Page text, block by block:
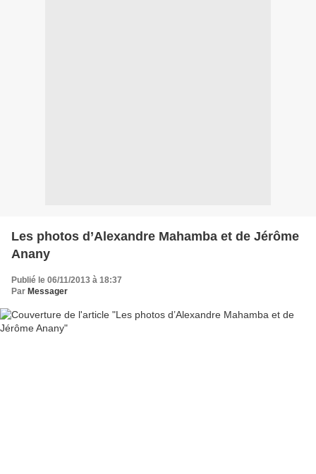
Les photos d’Alexandre Mahamba et de Jérôme
Anany
Publié le 06/11/2013 à 18:37
Par Messager